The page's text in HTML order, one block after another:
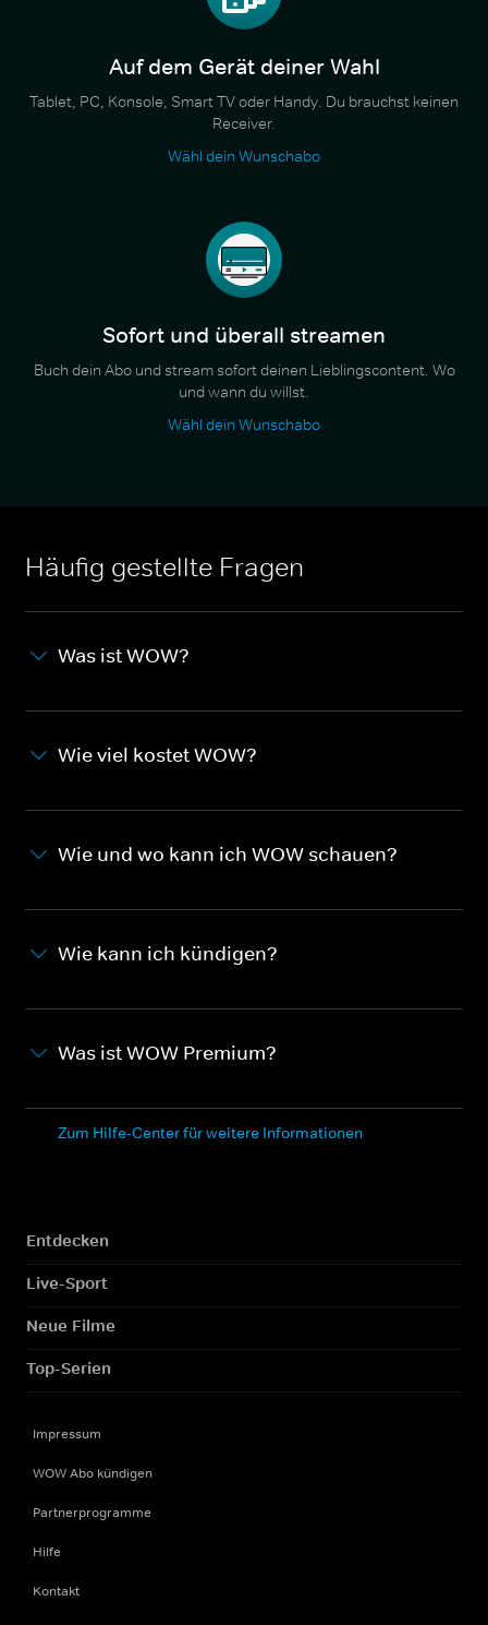
Auf dem Gerät deiner Wahl
Tablet, PC, Konsole, Smart TV oder Handy. Du brauchst keinen
Receiver.
Wähl dein Wunschabo
Sofort und überall streamen
Buch dein Abo und stream sofort deinen Lieblingscontent. Wo
und wann du willst.
Wähl dein Wunschabo
Häufig gestellte Fragen
Was ist WOW?
Wie viel kostet WOW?
Wie und wo kann ich WOW schauen?
Wie kann ich kündigen?
Was ist WOW Premium?
Zum Hilfe-Center für weitere Informationen
Entdecken
Live-Sport
Neue Filme
Top-Serien
Impressum
WOW Abo kündigen
Partnerprogramme
Hilfe
Kontakt